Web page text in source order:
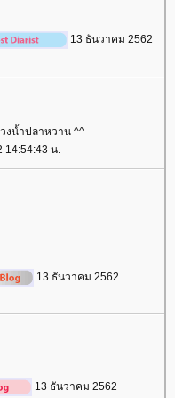
13 ธันวาคม 2562
งน้ำปลาหวาน ^^
14:54:43 น.
13 ธันวาคม 2562
13 ธันวาคม 2562